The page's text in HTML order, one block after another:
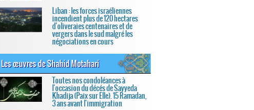
Liban : les forces israéliennes
incendient plus de 120 hectares
d'oliveraies centenaires et de
vergers dans le sud malgré les
négociations en cours
Les œuvres de Shahid Motahari
Toutes nos condoléances à
l'occasion du décés de Sayyeda
Khadija (Paix sur Elle). 15 Ramadan,
3 ans avant l'immigration